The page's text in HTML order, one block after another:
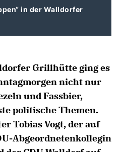
in der Walldorfer
Grillhütte ging es
nicht nur
und Fassbier,
politische Themen.
Tobias Vogt, der auf
Abgeordnetenkollegin